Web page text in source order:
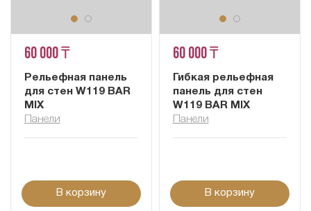
60 000 ₸
Рельефная панель
для стен W119 BAR
MIX
Панели
В корзину
60 000 ₸
Гибкая рельефная
панель для стен
W119 BAR MIX
Панели
В корзину